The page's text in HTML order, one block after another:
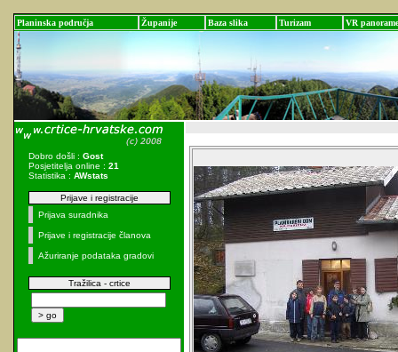
Planinska područja Županije Baza slika Turizam VR panorame
Dobro došli : Gost
Posjetitelja online : 21
Statistika : AWstats
Prijave i registracije
Prijava suradnika
Prijave i registracije članova
Ažuriranje podataka gradovi
Tražilica - crtice